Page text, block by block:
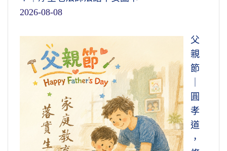
2026-08-08
父
親
節
圓
孝
道
，